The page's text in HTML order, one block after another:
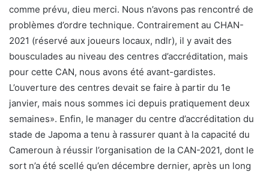
comme prévu, dieu merci. Nous n’avons pas rencontré de
problèmes d’ordre technique. Contrairement au CHAN-
2021 (réservé aux joueurs locaux, ndlr), il y avait des
bousculades au niveau des centres d’accréditation, mais
pour cette CAN, nous avons été avant-gardistes.
L’ouverture des centres devait se faire à partir du 1e
janvier, mais nous sommes ici depuis pratiquement deux
semaines». Enfin, le manager du centre d’accréditation du
stade de Japoma a tenu à rassurer quant à la capacité du
Cameroun à réussir l’organisation de la CAN-2021, dont le
sort n’a été scellé qu’en décembre dernier, après un long